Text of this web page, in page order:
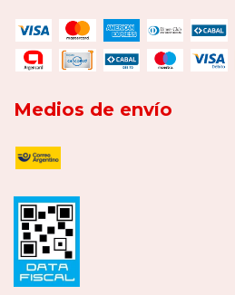
Medios de envío